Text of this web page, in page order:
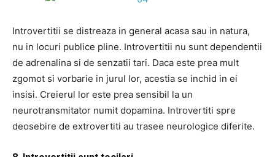
Introvertitii se distreaza in general acasa sau in natura,
nu in locuri publice pline. Introvertitii nu sunt dependentii
de adrenalina si de senzatii tari. Daca este prea mult
zgomot si vorbarie in jurul lor, acestia se inchid in ei
insisi. Creierul lor este prea sensibil la un
neurotransmitator numit dopamina. Introvertiti spre
deosebire de extrovertiti au trasee neurologice diferite.